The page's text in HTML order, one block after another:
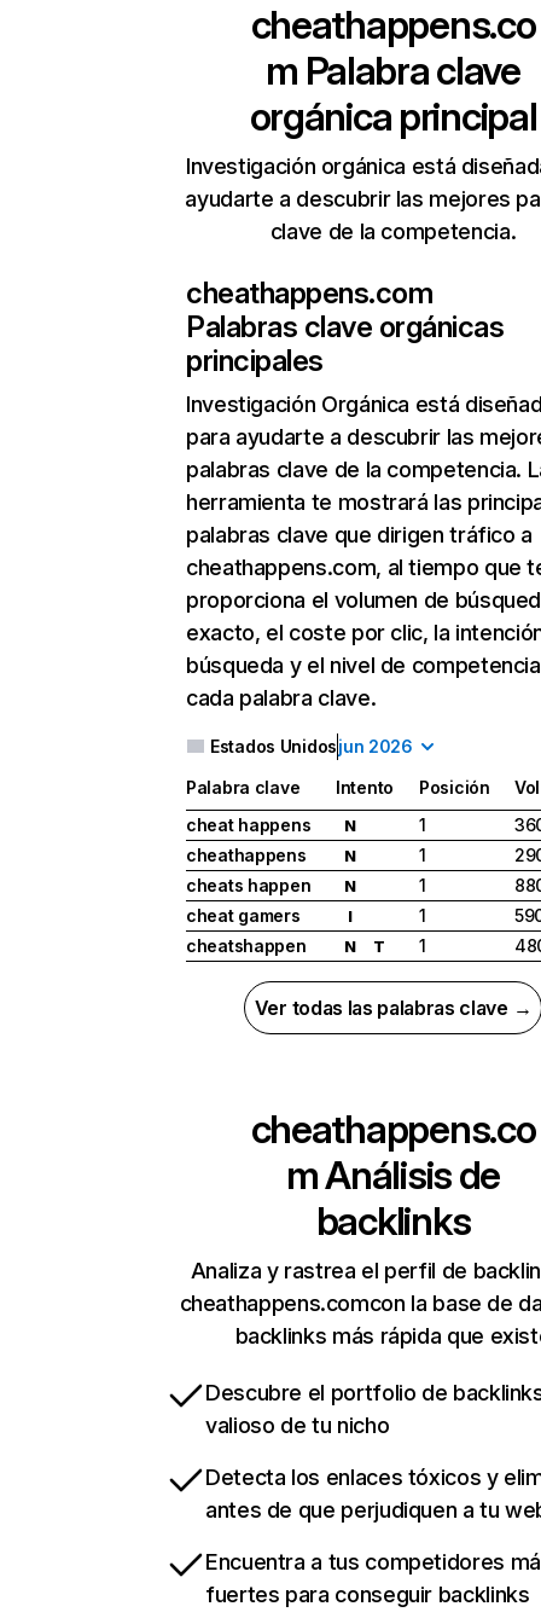
cheathappens.co
m Palabra clave
orgánica principal
Investigación orgánica está
ayudarte a descubrir las mejores
clave de la competencia.
cheathappens.com
Palabras clave orgánicas
principales
Investigación Orgánica está
para ayudarte a descubrir las
palabras clave de la competencia.
herramienta te mostrará las
palabras clave que dirigen tráfico a
cheathappens.com, al tiempo que
proporciona el volumen de
exacto, el coste por clic, la
búsqueda y el nivel de
cada palabra clave.
Estados Unidosjun 2026
Palabra clave Intento Posición
cheat happens
N 1
cheathappens
N 1
cheats happen
N 1
cheat gamers
I 1
cheatshappen
N T 1
Ver todas las palabras clave →
cheathappens.co
mAnálisis de
backlinks
Analiza y rastrea el perfil de
cheathappens.comcon la base de
backlinks más rápida que
Descubre el portfolio de
valioso de tu nicho
Detecta los enlaces tóxicos y
antes de que perjudiquen a tu
Encuentra a tus competidores
fuertes para conseguir backlinks